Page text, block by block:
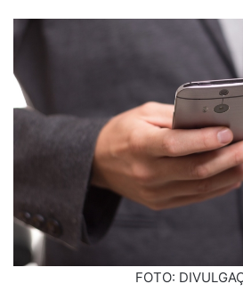
FOTO: